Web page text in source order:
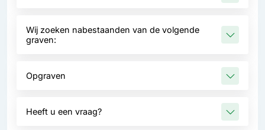
Wij zoeken nabestaanden van de volgende
graven:
Opgraven
Heeft u een vraag?